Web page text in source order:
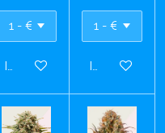
In winkelwagenIn